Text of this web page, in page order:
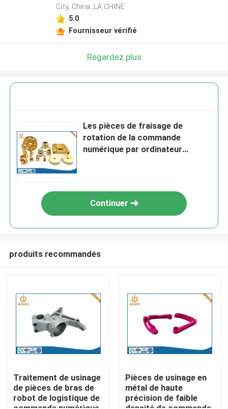
Produits
A propos de nous
City, China ,LA CHINE
5.0
Fournisseur vérifié
Regardez plus
Les pièces de fraisage de
rotation de la commande
numérique par ordinateur
Continuer
produits recommandés
Traitement de usinage
de pièces de bras de
robot de logistique de
Pièces de usinage en
métal de haute
précision de faible